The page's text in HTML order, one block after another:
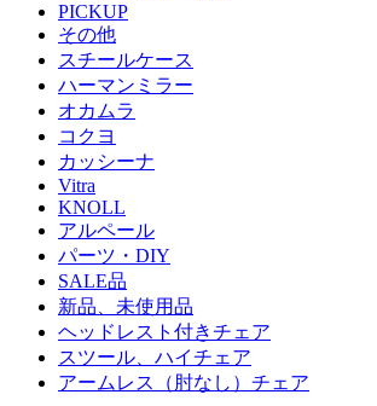
PICKUP
その他
スチールケース
ハーマンミラー
オカムラ
コクヨ
カッシーナ
Vitra
KNOLL
アルペール
パーツ・DIY
SALE品
新品、未使用品
ヘッドレスト付きチェア
スツール、ハイチェア
アームレス（肘なし）チェア